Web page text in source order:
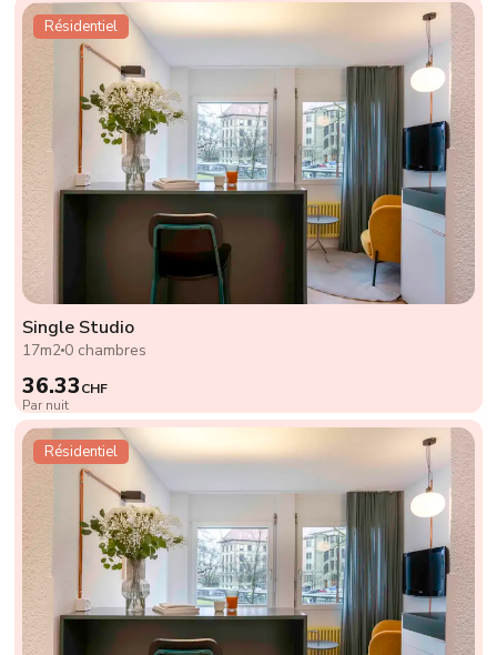
Résidentiel
Single Studio
17m2 0 chambres
36.33CHF
Par nuit
Résidentiel